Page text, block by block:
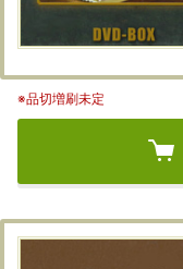
※品切増刷未定